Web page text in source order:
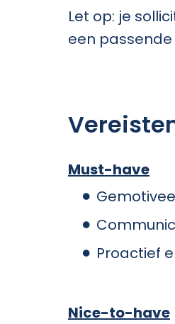
Let op: je
een
Must-have
Proactief
Nice-to-have